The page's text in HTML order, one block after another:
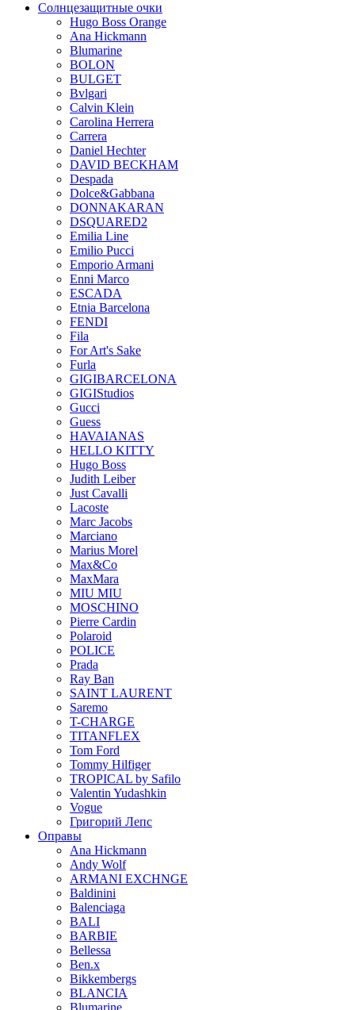
Солнцезащитные очки
Hugo Boss Orange
Ana Hickmann
Blumarine
BOLON
BULGET
Bvlgari
Calvin Klein
Carolina Herrera
Carrera
Daniel Hechter
DAVID BECKHAM
Despada
Dolce&Gabbana
DONNAKARAN
DSQUARED2
Emilia Line
Emilio Pucci
Emporio Armani
Enni Marco
ESCADA
Etnia Barcelona
FENDI
Fila
For Art's Sake
Furla
GIGIBARCELONA
GIGIStudios
Gucci
Guess
HAVAIANAS
HELLO KITTY
Hugo Boss
Judith Leiber
Just Cavalli
Lacoste
Marc Jacobs
Marciano
Marius Morel
Max&Co
MaxMara
MIU MIU
MOSCHINO
Pierre Cardin
Polaroid
POLICE
Prada
Ray Ban
SAINT LAURENT
Saremo
T-CHARGE
TITANFLEX
Tom Ford
Tommy Hilfiger
TROPICAL by Safilo
Valentin Yudashkin
Vogue
Григорий Лепс
Оправы
Ana Hickmann
Andy Wolf
ARMANI EXCHNGE
Baldinini
Balenciaga
BALI
BARBIE
Bellessa
Ben.x
Bikkembergs
BLANCIA
Blumarine